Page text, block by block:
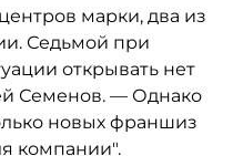
марки, два из
Седьмой при
открывать нет
Семенов. — Однако
новых франшиз
компании".